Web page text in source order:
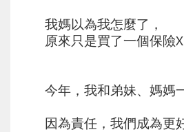
我媽以為我怎麼了，
原來只是買了一個保險
今年，我和弟妹、媽媽
因為責任，我們成為更